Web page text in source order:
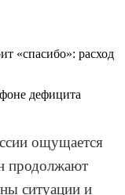
«спасибо»: расход
ощущается
продолжают
ситуации и